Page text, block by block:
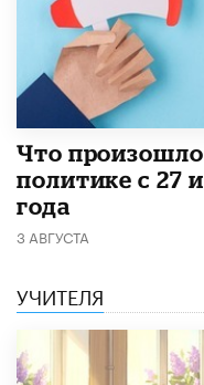
​Что произошло
политике с 27
года
3 АВГУСТА
УЧИТЕЛЯ